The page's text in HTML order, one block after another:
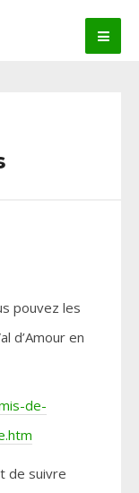
pouvez les
d’Amour en
de-
de suivre